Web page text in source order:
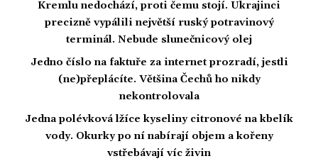
Kremlu nedochází, proti čemu stojí. Ukrajinci
precizně vypálili největší ruský potravinový
terminál. Nebude slunečnicový olej
Jedno číslo na faktuře za internet prozradí, jestli
(ne)přeplácíte. Většina Čechů ho nikdy
nekontrolovala
Jedna polévková lžíce kyseliny citronové na kbelík
vody. Okurky po ní nabírají objem a kořeny
vstřebávají víc živin